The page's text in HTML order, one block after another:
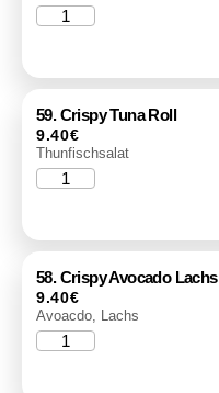
59. Crispy Tuna Roll
9.40€
Thunfischsalat
58. Crispy Avocado Lachs
9.40€
Avoacdo, Lachs